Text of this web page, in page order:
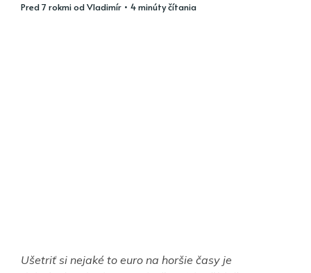
pred 7 rokmiodVladimír • 4 minúty čítania
Ušetriť si nejaké to euro na horšie časy je